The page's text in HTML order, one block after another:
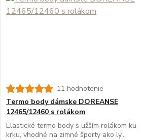
11 hodnotenie
Termo body dámske DOREANSE
12465/12460 s rolákom
Elastické termo body s užším rolákom ku
krku, vhodné na zimné športy ako ly...